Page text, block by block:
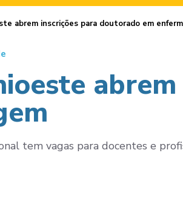
abrem inscrições para doutorado em
tem vagas para docentes e